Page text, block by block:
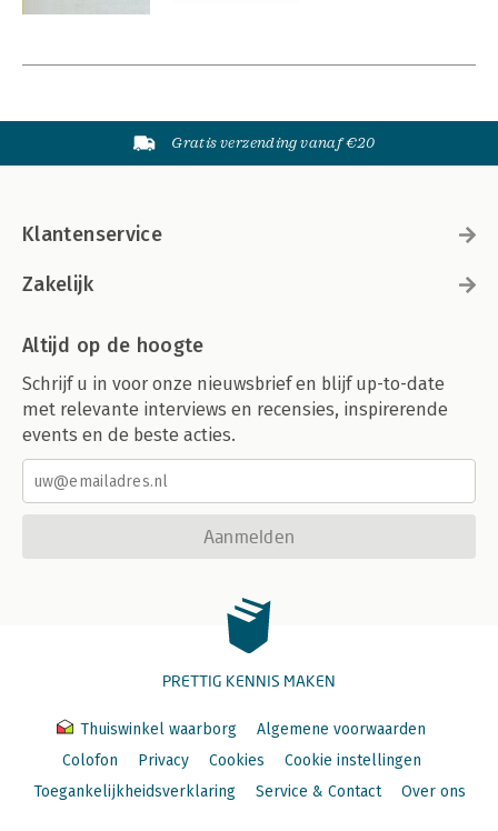
Gratis verzending vanaf €20
Klantenservice
Zakelijk
Altijd op de hoogte
Schrijf u in voor onze nieuwsbrief en blijf up-to-date
met relevante interviews en recensies, inspirerende
events en de beste acties.
Aanmelden
PRETTIG KENNIS MAKEN
Thuiswinkel waarborg
Algemene voorwaarden
Colofon
Privacy Cookies
Cookie instellingen
Toegankelijkheidsverklaring
Service & Contact Over ons